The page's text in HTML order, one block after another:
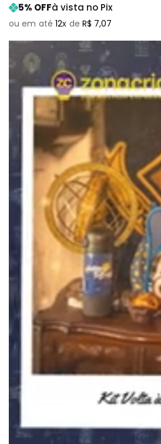
5% OFFà vista no Pix
12 R$ 7,07